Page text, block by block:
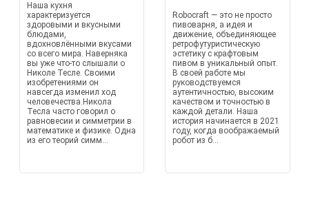
Наша кухня
характеризуется
здоровыми и вкусными
блюдами,
вдохновлёнными вкусами
со всего мира. Наверняка
вы уже что-то слышали о
Николе Тесле. Своими
изобретениями он
навсегда изменил ход
человечества.Никола
Тесла часто говорил о
равновесии и симметрии в
математике и физике. Одна
из его теорий симм...
Robocraft — это не просто
пивоварня, а идея и
движение, объединяющее
ретрофутуристическую
эстетику с крафтовым
пивом в уникальный опыт.
В своей работе мы
руководствуемся
аутентичностью, высоким
качеством и точностью в
каждой детали. Наша
история начинается в 2021
году, когда воображаемый
робот из б...